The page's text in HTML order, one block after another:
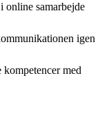
online samarbejde
igen
med